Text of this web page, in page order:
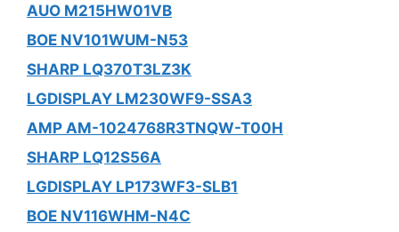
AUO M215HW01VB
BOE NV101WUM-N53
SHARP LQ370T3LZ3K
LGDISPLAY LM230WF9-SSA3
AMP AM-1024768R3TNQW-T00H
SHARP LQ12S56A
LGDISPLAY LP173WF3-SLB1
BOE NV116WHM-N4C